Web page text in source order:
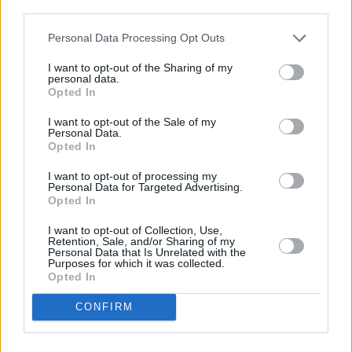
negar su consentimiento. Tenga en cuenta que algún
de su consentimiento, pero usted tiene el derecho de
rechazar tal procesamiento. Sus preferencias se aplicarán
cualquier momento entrando de nuevo en este sitio web o
visitando nuestra política de privacidad.
Personal Data Processing Opt Outs
I want to opt-out of the Sharing of my
personal data.
Opted In
I want to opt-out of the Sale of my
Personal Data.
Opted In
I want to opt-out of processing my
Personal Data for Targeted Advertising.
Opted In
I want to opt-out of Collection, Use,
Retention, Sale, and/or Sharing of my
Personal Data that Is Unrelated with the
Purposes for which it was collected.
Opted In
CONFIRM